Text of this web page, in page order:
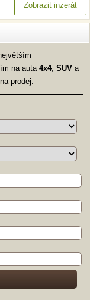
Zobrazit inzerát
na auta 4x4, SUV a
prodej.